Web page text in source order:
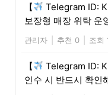
【
Telegram ID:
보장형 매장 위탁 운
관리자 추천 0 조회
【
Telegram ID:
인수 시 반드시 확인